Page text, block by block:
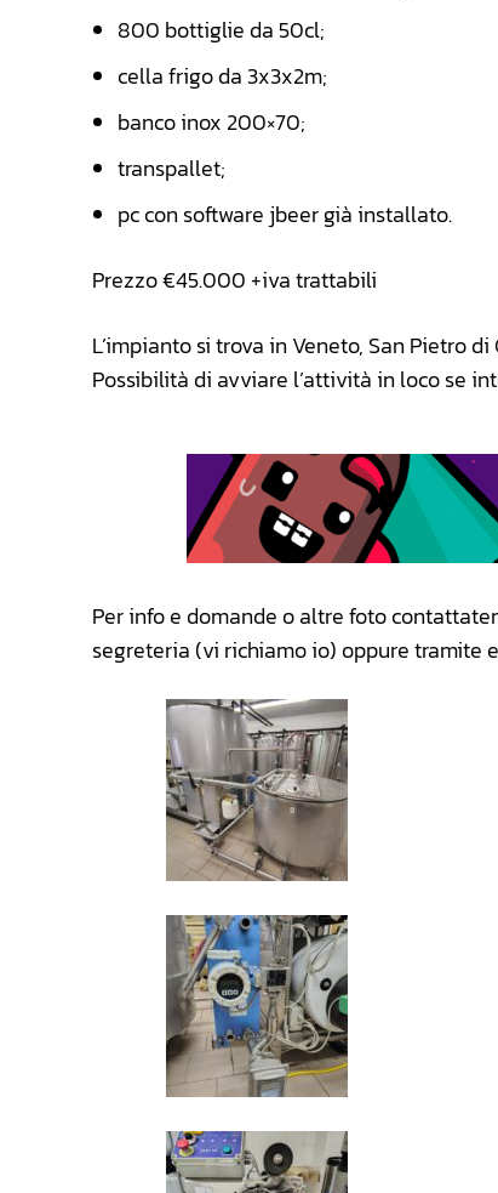
800 bottiglie da 50cl;
cella frigo da 3x3x2m;
banco inox 200×70;
transpallet;
pc con software jbeer già installato.
Prezzo €45.000 +iva trattabili
L’impianto si trova in Veneto, San Pietro
Possibilità di avviare l’attività in loco se
Per info e domande o altre foto
segreteria (vi richiamo io) oppure tramite